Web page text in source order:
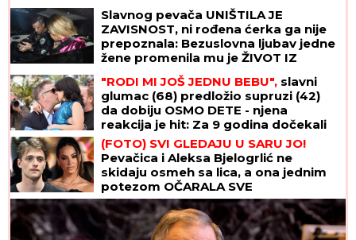
Slavnog pevača UNIŠTILA JE
ZAVISNOST, ni rođena ćerka ga nije
prepoznala: Bezuslovna ljubav jedne
žene promenila mu je ŽIVOT IZ
"RODI MI JOŠ JEDNU BEBU", slavni
glumac (68) predložio supruzi (42)
da dobiju OSMO DETE - njena
reakcija je hit: Za 9 godina dočekali
su 4 SINA I 3 ĆERKE, ali on ne želi da
se zaustavi
(FOTO) SVI GLEDAJU U SARU JO!
Pevačica i Aleksa Bjelogrlić ne
skidaju osmeh sa lica, a ona jednim
potezom OČARALA SVE